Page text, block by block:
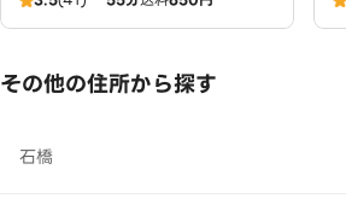
その他の住所から探す
石橋